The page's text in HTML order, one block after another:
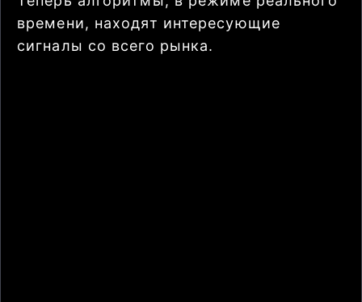
времени, находят интересующие
сигналы со всего рынка.